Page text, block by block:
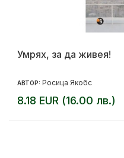
Умрях, за да живея!
АВТОР: Росица Якобс
8.18 EUR (16.00 лв.)